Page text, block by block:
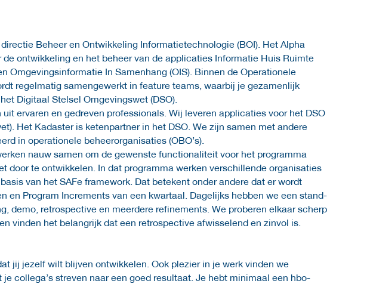
Beheer en Ontwikkeling Informatietechnologie (BOI). Het Alpha
ontwikkeling en het beheer van de applicaties Informatie Huis Ruimte
Omgevingsinformatie In Samenhang (OIS). Binnen de Operationele
regelmatig samengewerkt in feature teams, waarbij je gezamenlijk
Digitaal Stelsel Omgevingswet (DSO).
ervaren en gedreven professionals. Wij leveren applicaties voor het DSO
Het Kadaster is ketenpartner in het DSO. We zijn samen met andere
in operationele beheerorganisaties (OBO’s).
nauw samen om de gewenste functionaliteit voor het programma
door te ontwikkelen. In dat programma werken verschillende organisaties
van het SAFe framework. Dat betekent onder andere dat er wordt
en Program Increments van een kwartaal. Dagelijks hebben we een stand-
demo, retrospective en meerdere refinements. We proberen elkaar scherp
vinden het belangrijk dat een retrospective afwisselend en zinvol is.
jij jezelf wilt blijven ontwikkelen. Ook plezier in je werk vinden we
collega’s streven naar een goed resultaat. Je hebt minimaal een hbo-